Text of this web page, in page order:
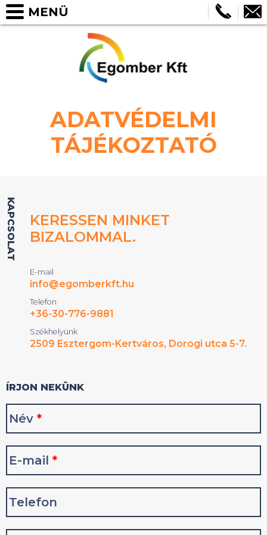
MENÜ
SZOLGÁLTATÁSAINK ÉS TERMÉKEINK
ADATVÉDELMI
TÁJÉKOZTATÓ
KAPCSOLAT
KERESSEN MINKET
BIZALOMMAL.
E-mail
info@egomberkft.hu
Telefon
+36-30-776-9881
Székhelyünk
2509 Esztergom-Kertváros, Dorogi utca 5-7.
ÍRJON NEKÜNK
Név *
E-mail *
Telefon